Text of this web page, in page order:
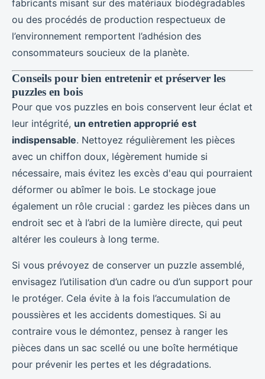
fabricants misant sur des matériaux biodégradables
ou des procédés de production respectueux de
l’environnement remportent l’adhésion des
consommateurs soucieux de la planète.
Conseils pour bien entretenir et préserver les
puzzles en bois
Pour que vos puzzles en bois conservent leur éclat et
leur intégrité, un entretien approprié est
indispensable. Nettoyez régulièrement les pièces
avec un chiffon doux, légèrement humide si
nécessaire, mais évitez les excès d'eau qui pourraient
déformer ou abîmer le bois. Le stockage joue
également un rôle crucial : gardez les pièces dans un
endroit sec et à l’abri de la lumière directe, qui peut
altérer les couleurs à long terme.
Si vous prévoyez de conserver un puzzle assemblé,
envisagez l’utilisation d’un cadre ou d’un support pour
le protéger. Cela évite à la fois l’accumulation de
poussières et les accidents domestiques. Si au
contraire vous le démontez, pensez à ranger les
pièces dans un sac scellé ou une boîte hermétique
pour prévenir les pertes et les dégradations.